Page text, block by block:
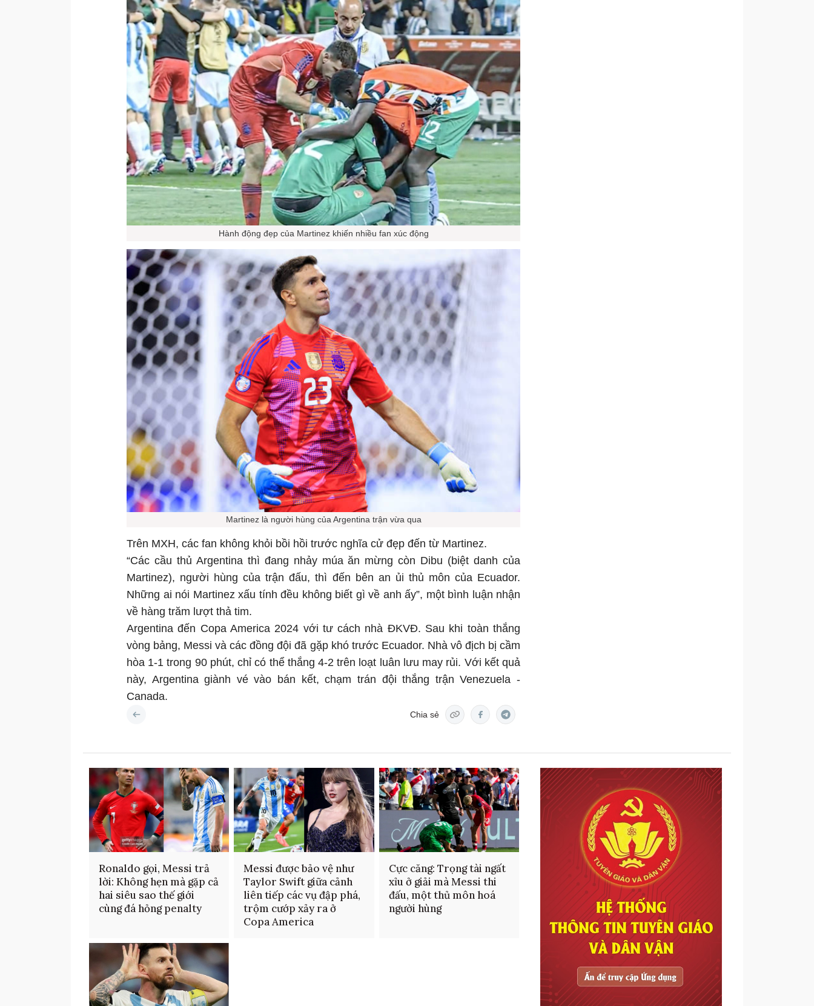
Hành động đẹp của Martinez khiến nhiều fan xúc động
Martinez là người hùng của Argentina trận vừa qua
Trên MXH, các fan không khỏi bồi hồi trước nghĩa cử đẹp đến từ Martinez.
“Các cầu thủ Argentina thì đang nhảy múa ăn mừng còn Dibu (biệt danh của
Martinez), người hùng của trận đấu, thì đến bên an ủi thủ môn của Ecuador.
Những ai nói Martinez xấu tính đều không biết gì về anh ấy”, một bình luận nhận
về hàng trăm lượt thả tim.
Argentina đến Copa America 2024 với tư cách nhà ĐKVĐ. Sau khi toàn thắng
vòng bảng, Messi và các đồng đội đã gặp khó trước Ecuador. Nhà vô địch bị cầm
hòa 1-1 trong 90 phút, chỉ có thể thắng 4-2 trên loạt luân lưu may rủi. Với kết quả
này, Argentina giành vé vào bán kết, chạm trán đội thắng trận Venezuela -
Canada.
Chia sẻ
Ronaldo gọi, Messi trả
lời: Không hẹn mà gặp cả
hai siêu sao thế giới
cùng đá hỏng penalty
Messi được bảo vệ như
Taylor Swift giữa cảnh
liên tiếp các vụ đập phá,
trộm cướp xảy ra ở
Copa America
Cực căng: Trọng tài ngất
xỉu ở giải mà Messi thi
đấu, một thủ môn hoá
người hùng